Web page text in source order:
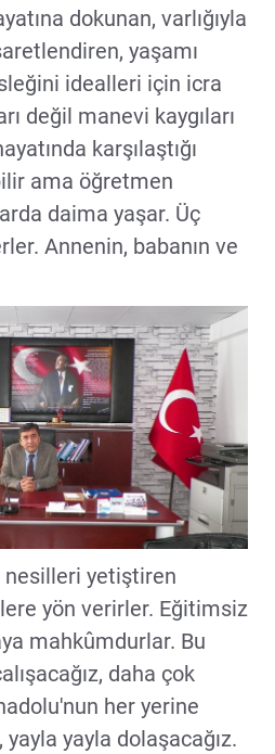
dokunan, varlığıyla
yaşamı
idealleri için icra
değil manevi kaygıları
karşılaştığı
ama öğretmen
daima yaşar. Üç
Annenin, babanın ve
nesilleri yetiştiren
yön verirler. Eğitimsiz
mahkûmdurlar. Bu
daha çok
her yerine
yayla dolaşacağız.